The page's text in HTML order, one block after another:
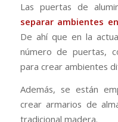
Las puertas de
separar ambientes
De ahí que en la
número de puertas,
para crear ambientes
Además, se están
crear armarios de
tradicional madera.